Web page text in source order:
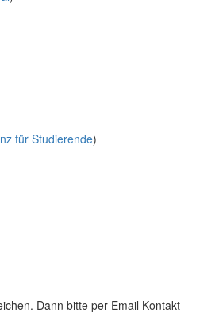
für Studierende)
Dann bitte per Email Kontakt